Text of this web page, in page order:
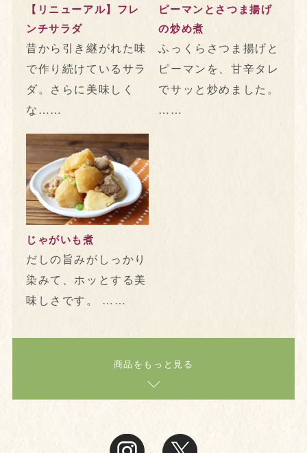
【リニューアル】フレ
ンチサラダ
昔から引き継がれた味
で作り続けているサラ
ダ。さらに美味しく
な……
ピーマンとさつま揚げ
の炒め煮
ふっくらさつま揚げと
ピーマンを、甘辛タレ
でサッと炒めました。
……
じゃがいも煮
だしの旨みがしっかり
染みて、ホッとする美
味しさです。 ……
商品をもっと見る